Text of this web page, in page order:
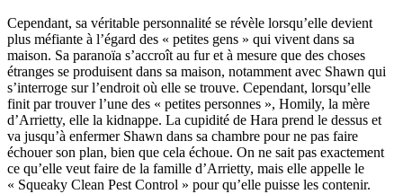
Cependant, sa véritable personnalité se révèle lorsqu’elle devient
plus méfiante à l’égard des « petites gens » qui vivent dans sa
maison. Sa paranoïa s’accroît au fur et à mesure que des choses
étranges se produisent dans sa maison, notamment avec Shawn qui
s’interroge sur l’endroit où elle se trouve. Cependant, lorsqu’elle
finit par trouver l’une des « petites personnes », Homily, la mère
d’Arrietty, elle la kidnappe. La cupidité de Hara prend le dessus et
va jusqu’à enfermer Shawn dans sa chambre pour ne pas faire
échouer son plan, bien que cela échoue. On ne sait pas exactement
ce qu’elle veut faire de la famille d’Arrietty, mais elle appelle le
« Squeaky Clean Pest Control » pour qu’elle puisse les contenir.